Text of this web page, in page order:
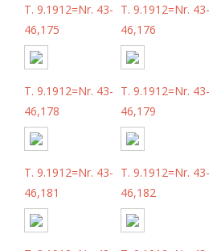
T. 9.1912=Nr. 43-
46,175
T. 9.1912=Nr. 43-
46,176
T. 9.1912=Nr. 43-
46,178
T. 9.1912=Nr. 43-
46,179
T. 9.1912=Nr. 43-
46,181
T. 9.1912=Nr. 43-
46,182